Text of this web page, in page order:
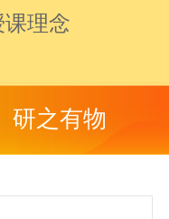
理念
研之有物